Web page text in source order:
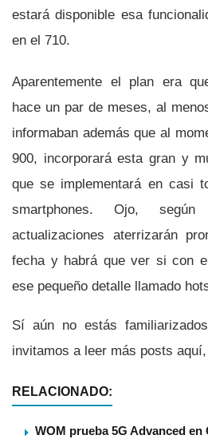
estará disponible esa
en el 710.
Aparentemente el plan era
hace un par de meses, al
informaban además que al
900, incorporará esta gran y
que se implementará en casi
smartphones. Ojo,
actualizaciones aterrizarán
fecha y habrá que ver si con
ese pequeño detalle llamado
Sí­ aún no estás
invitamos a leer más posts
RELACIONADO:
WOM prueba 5G Advanced